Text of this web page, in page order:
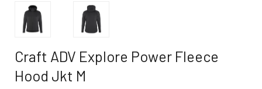
Craft ADV Explore Power Fleece
Hood Jkt M